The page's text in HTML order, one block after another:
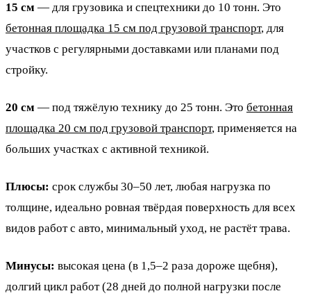
15 см — для грузовика и спецтехники до 10 тонн. Это
бетонная площадка 15 см под грузовой транспорт, для
участков с регулярными доставками или планами под
стройку.
20 см — под тяжёлую технику до 25 тонн. Это бетонная
площадка 20 см под грузовой транспорт, применяется на
больших участках с активной техникой.
Плюсы: срок службы 30–50 лет, любая нагрузка по
толщине, идеально ровная твёрдая поверхность для всех
видов работ с авто, минимальный уход, не растёт трава.
Минусы: высокая цена (в 1,5–2 раза дороже щебня),
долгий цикл работ (28 дней до полной нагрузки после